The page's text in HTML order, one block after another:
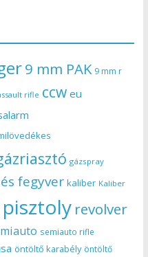
9 mm PAK 9 mm r
rifle ccw eu
gázspray
fegyver kaliber Kaliber
pisztoly revolver
semiauto rifle
öntöltő karabély öntöltő